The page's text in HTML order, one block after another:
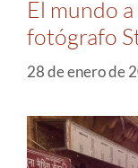
El mundo
fotógrafo
28 de enero de